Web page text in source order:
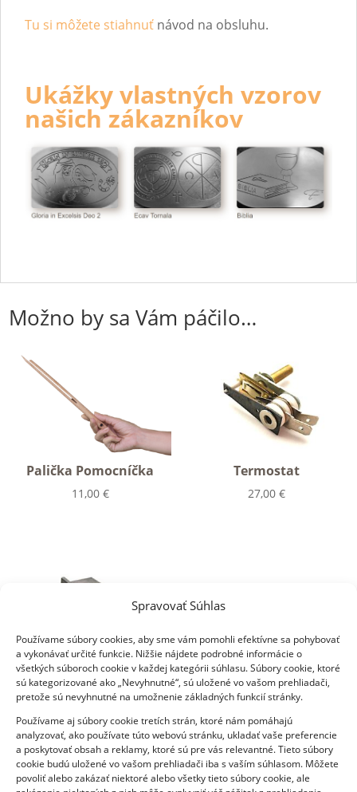
Spravovať Súhlas
Používame súbory cookies, aby sme vám pomohli efektívne sa pohybovať
a vykonávať určité funkcie. Nižšie nájdete podrobné informácie o
všetkých súboroch cookie v každej kategórii súhlasu. Súbory cookie, ktoré
sú kategorizované ako „Nevyhnutné“, sú uložené vo vašom prehliadači,
pretože sú nevyhnutné na umožnenie základných funkcií stránky.
Používame aj súbory cookie tretích strán, ktoré nám pomáhajú
analyzovať, ako používate túto webovú stránku, ukladať vaše preferencie
a poskytovať obsah a reklamy, ktoré sú pre vás relevantné. Tieto súbory
cookie budú uložené vo vašom prehliadači iba s vaším súhlasom. Môžete
povoliť alebo zakázať niektoré alebo všetky tieto súbory cookie, ale
Tu si môžete stiahnuť návod na obsluhu.
Ukážky vlastných vzorov
našich zákazníkov
Možno by sa Vám páčilo…
Palička Pomocníčka
11,00 €
Termostat
27,00€
Vypínač
13,00€